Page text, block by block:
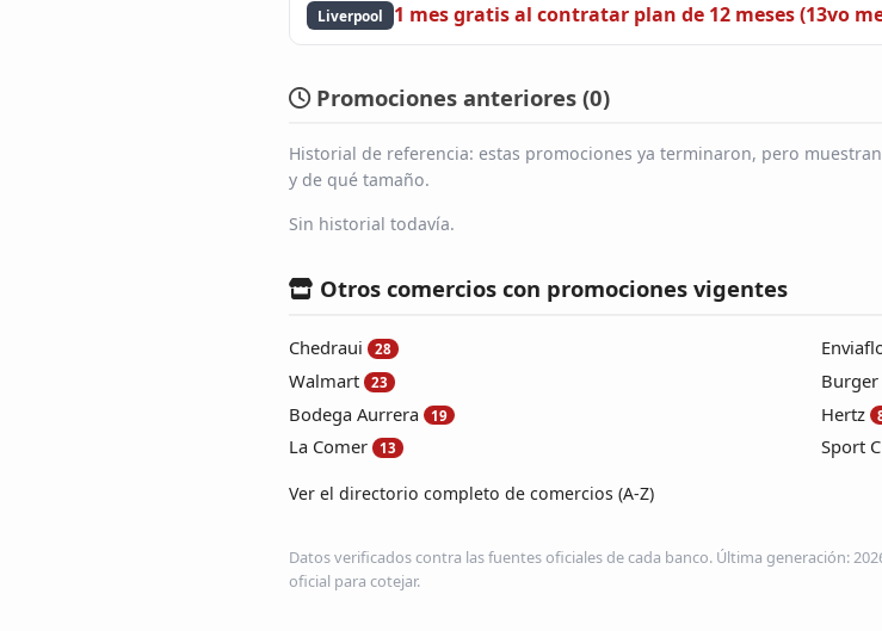
Liverpool 1 mes gratis al contratar plan de 12 meses (13vo
Promociones anteriores (0)
Historial de referencia: estas promociones ya terminaron, pero
y de qué tamaño.
Sin historial todavía.
Otros comercios con promociones vigentes
Chedraui 28
Walmart 23
Bodega Aurrera 19
La Comer 13
Burger
Hertz
Sport
Ver el directorio completo de comercios (A-Z)
Datos verificados contra las fuentes oficiales de cada banco. Última generación:
oficial para cotejar.